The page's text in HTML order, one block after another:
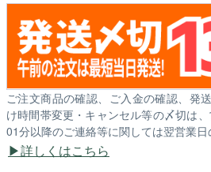
ご注文商品の確認、ご入金の確認、発
け時間帯変更・キャンセル等の〆切は
01分以降のご連絡等に関しては翌営業日
詳しくはこちら